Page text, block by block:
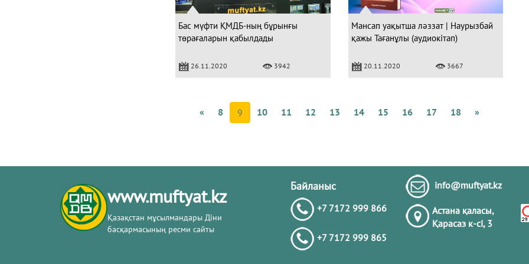
Бас мүфти ҚМДБ-ның бұрынғы
төрағаларын қабылдады
26.11.2020 3942
Мансап уақытша ләззат | Наурызбай
қажы Тағанұлы (аудиокітап)
20.11.2020 3667
« 8 9 10 11 12 13 14 15 16 17 18 »
www.muftyat.kz
Қазақстан мұсылмандары Діни
басқармасының ресми сайты
Байланыс
+7 7172 999 866
+7 7172 999 865
info@muftyat.kz
Астана қаласы,
Қарасаз к-сi, 3